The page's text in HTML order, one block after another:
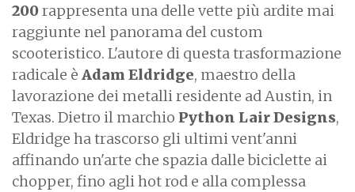
200rappresenta una delle vette più ardite mai
raggiunte nel panorama del custom
scooteristico. L'autore di questa trasformazione
radicale è Adam Eldridge, maestro della
lavorazione dei metalli residente ad Austin, in
Texas. Dietro il marchio Python Lair Designs,
Eldridge ha trascorso gli ultimi vent'anni
affinando un'arte che spazia dalle biciclette ai
chopper, fino agli hot rod e alla complessa